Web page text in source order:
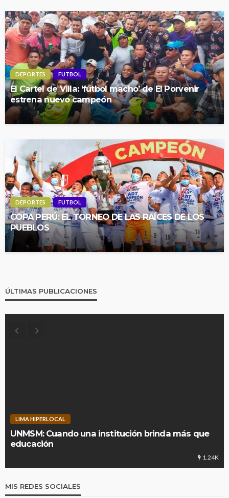
DEPORTES FUTBOL
El Cartel de Villa: ‘fútbol macho’ de El Porvenir
estrena nuevo campeón
DEPORTES FUTBOL
COPA PERÚ: EL TORNEO DE LAS RAÍCES DE LOS
PUEBLOS
ÚLTIMAS PUBLICACIONES
LIMA HIPERLOCAL
UNMSM: Cuando una institución brinda más que
educación
1.24K
MIS REDES SOCIALES